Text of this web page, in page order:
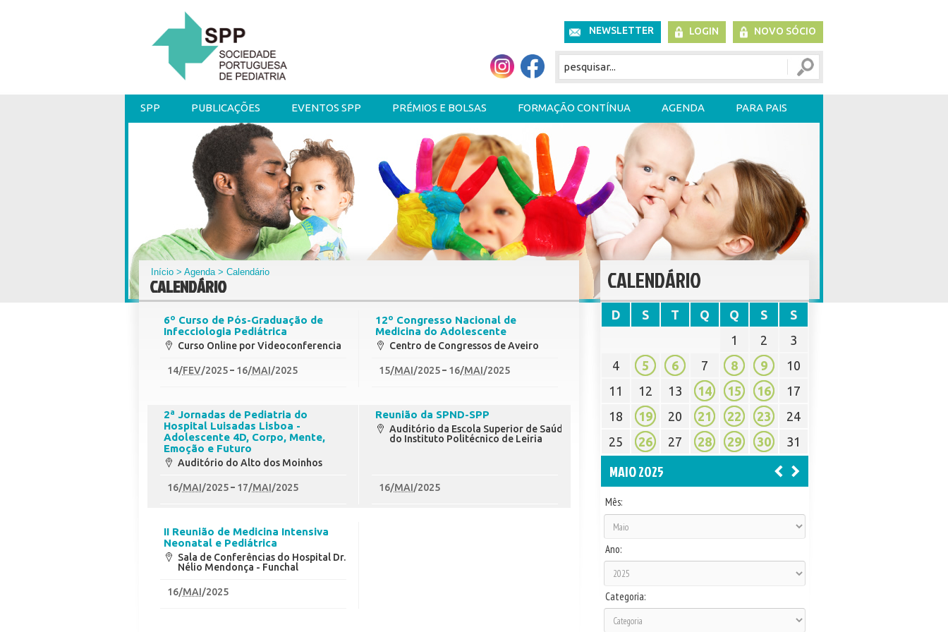
NEWSLETTER LOGIN NOVO SÓCIO
SPP PUBLICAÇÕES EVENTOS SPP PRÉMIOS E BOLSAS FORMAÇÃO CONTÍNUA AGENDA PARA PAIS
Início >Agenda> Calendário
CALENDÁRIO
6º Curso de Pós-Graduação de
Infecciologia Pediátrica
Curso Online por Videoconferencia
14/FEV/2025 16/MAI/2025
12º Congresso Nacional de
Medicina do Adolescente
Centro de Congressos de Aveiro
15/MAI/2025 16/MAI/2025
2ª Jornadas de Pediatria do
Hospital Luisadas Lisboa -
Adolescente 4D, Corpo, Mente,
Emoção e Futuro
Auditório do Alto dos Moinhos
16/MAI/2025 17/MAI/2025
Reunião da SPND-SPP
Auditório da Escola Superior de Saúde
do Instituto Politécnico de Leiria
16/MAI/2025
II Reunião de Medicina Intensiva
Neonatal e Pediátrica
Sala de Conferências do Hospital Dr.
Nélio Mendonça - Funchal
16/MAI/2025
CALENDÁRIO
D S T Q Q S
S
1
2
3
4
5 6 7 8 9
10
11
12 13 14 15 16
17
18
19 20 21 22 23
24
25
26 27 28 29 30 31
MAIO 2025
Mês:
Ano:
Categoria: